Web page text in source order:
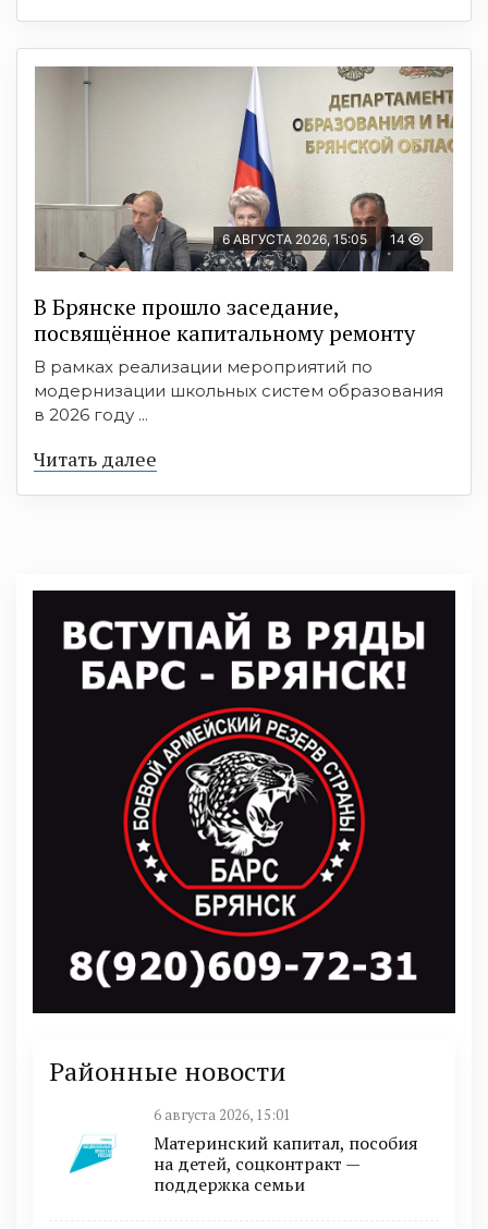
6 АВГУСТА 2026, 15:05 14
В Брянске прошло заседание,
посвящённое капитальному ремонту
В рамках реализации мероприятий по
модернизации школьных систем образования
в 2026 году ...
Читать далее
Районные новости
6 августа 2026, 15:01
Материнский капитал, пособия
на детей, соцконтракт —
поддержка семьи